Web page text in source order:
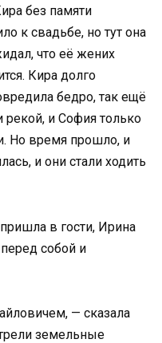
без памяти
к свадьбе, но тут она
что её жених
Кира долго
бедро, так ещё
рекой, и София только
Но время прошло, и
и они стали ходить
в гости, Ирина
собой и
— сказала
земельные